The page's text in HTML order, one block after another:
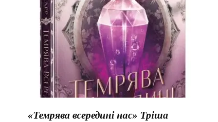
«Темрява всередині нас» Тріша